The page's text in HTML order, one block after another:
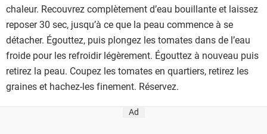
chaleur. Recouvrez complètement d’eau bouillante et laissez
reposer 30 sec, jusqu’à ce que la peau commence à se
détacher. Égouttez, puis plongez les tomates dans de l’eau
froide pour les refroidir légèrement. Égouttez à nouveau puis
retirez la peau. Coupez les tomates en quartiers, retirez les
graines et hachez-les finement. Réservez.
Ad